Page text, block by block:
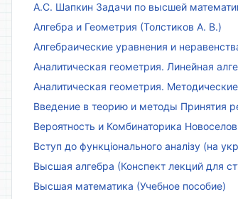
А.С. Шапкин Задачи по высшей
Алгебра и Геометрия (Толстиков А. В.)
Алгебраические уравнения и
Аналитическая геометрия. Линейная
Аналитическая геометрия.
Введение в теорию и методы Принятия
Вероятность и Комбинаторика
Вступ до функціонального аналізу (на
Высшая алгебра (Конспект лекций для
Высшая математика (Учебное пособие)